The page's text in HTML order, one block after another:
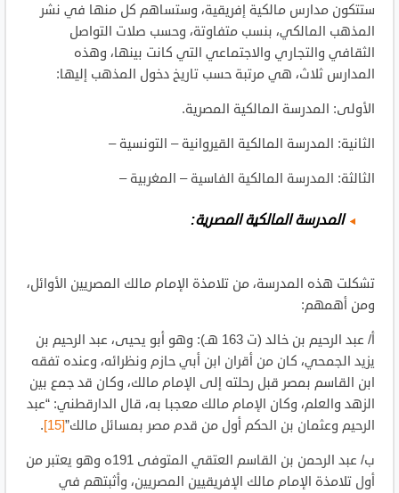
ستتكون مدارس مالكية إفريقية، وستساهم كل منها في نشر
المذهب المالكي، بنسب متفاوتة، وحسب صلات التواصل
الثقافي والتجاري والاجتماعي التي كانت بينها، وهذه
المدارس ثلاث، هي مرتبة حسب تاريخ دخول المذهب إليها:
الأولى: المدرسة المالكية المصرية.
الثانية: المدرسة المالكية القيروانية – التونسية –
الثالثة: المدرسة المالكية الفاسية – المغربية –
المدرسة المالكية المصرية:
تشكلت هذه المدرسة، من تلامذة الإمام مالك المصريين الأوائل،
ومن أهمهم:
أ/ عبد الرحيم بن خالد (ت 163 هـ): وهو أبو يحيى، عبد الرحيم بن
يزيد الجمحي، كان من أقران ابن أبي حازم ونظرائه، وعنده تفقه
ابن القاسم بمصر قبل رحلته إلى الإمام مالك، وكان قد جمع بين
الزهد والعلم، وكان الإمام مالك معجبا به، قال الدارقطني: “عبد
الرحيم وعثمان بن الحكم أول من قدم مصر بمسائل مالك”[15]
.
ب/ عبد الرحمن بن القاسم العتقي المتوفى 191ه وهو يعتبر من
أول تلامذة الإمام مالك الإفريقيين المصريين، وأثبتهم في